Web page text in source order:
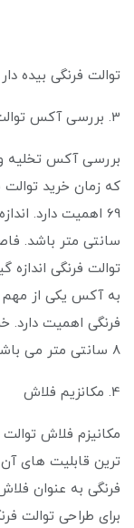
توالت فرنگی بیده دار
3. بررسی آکس توالت فرنگی مدل مگا مروارید
بررسی آکس تخلیه
که زمان خرید توالت
سانتی متر باشد.
به آکس یکی از
فرنگی اهمیت
۸ سانتی متر می باشد.
4. مکانزیم فلاش
مکانیزم فلاش توالت
ترین قابلیت‌ های
فرنگی به عنوان
برای طراحی توالت